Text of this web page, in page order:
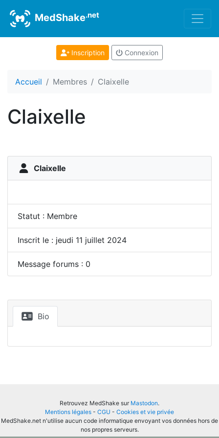
MedShake.net
Inscription Connexion
Accueil Membres Claixelle
Claixelle
Claixelle
Statut : Membre
Inscrit le : jeudi 11 juillet 2024
Message forums : 0
Bio
Retrouvez MedShake sur Mastodon.
Mentions légales - CGU - Cookies et vie privée
MedShake.net n'utilise aucun code informatique envoyant vos données hors de
nos propres serveurs.